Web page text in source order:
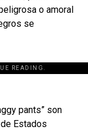
o amoral
se
READING.
pants” son
Estados